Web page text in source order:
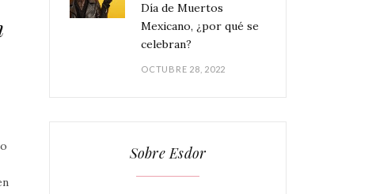
Día de Muertos
Mexicano, ¿por qué se
celebran?
OCTUBRE 28, 2022
Sobre Esdor